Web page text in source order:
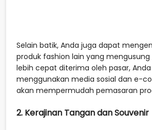
Selain batik, Anda juga dapat
produk fashion lain yang
lebih cepat diterima oleh pasar,
menggunakan media sosial dan e-
akan mempermudah pemasaran
2. Kerajinan Tangan dan Souvenir